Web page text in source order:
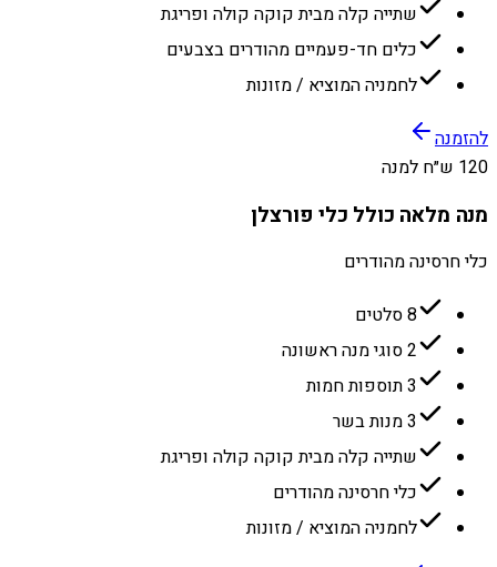
שתייה קלה מבית קוקה קולה ופריגת
כלים חד-פעמיים מהודרים בצבעים
לחמניה המוציא / מזונות
להזמנה
120 ש״ח למנה
מנה מלאה כולל כלי פורצלן
כלי חרסינה מהודרים
8 סלטים
2 סוגי מנה ראשונה
3 תוספות חמות
3 מנות בשר
שתייה קלה מבית קוקה קולה ופריגת
כלי חרסינה מהודרים
לחמניה המוציא / מזונות